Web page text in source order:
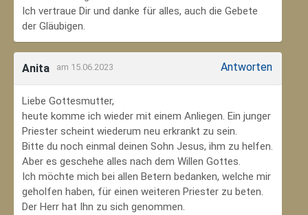
Ich vertraue Dir und danke für alles, auch die Gebete
der Gläubigen.
Anita am 15.06.2023 Antworten
Liebe Gottesmutter,
heute komme ich wieder mit einem Anliegen. Ein junger
Priester scheint wiederum neu erkrankt zu sein.
Bitte du noch einmal deinen Sohn Jesus, ihm zu helfen.
Aber es geschehe alles nach dem Willen Gottes.
Ich möchte mich bei allen Betern bedanken, welche mir
geholfen haben, für einen weiteren Priester zu beten.
Der Herr hat Ihn zu sich genommen.